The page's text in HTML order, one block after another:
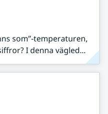
som”-temperaturen,
I denna vägled...